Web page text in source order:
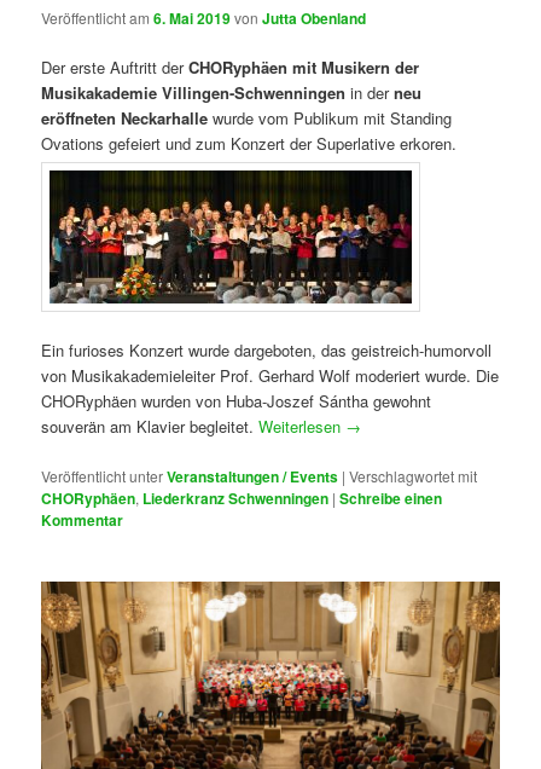
Veröffentlicht am6. Mai 2019vonJutta Obenland
Der erste Auftritt derCHORyphäen mit Musikern der
Musikakademie Villingen-Schwenningen in derneu
eröffneten Neckarhalle wurde vom Publikum mit Standing
Ovations gefeiert und zum Konzert der Superlative erkoren.
Ein furioses Konzert wurde dargeboten, das geistreich-humorvoll
von Musikakademieleiter Prof. Gerhard Wolf moderiert wurde. Die
CHORyphäen wurden von Huba-Joszef Sántha gewohnt
souverän am Klavier begleitet.Weiterlesen →
Veröffentlicht unterVeranstaltungen / Events |Verschlagwortet mit
CHORyphäen, Liederkranz Schwenningen |Schreibe einen
Kommentar